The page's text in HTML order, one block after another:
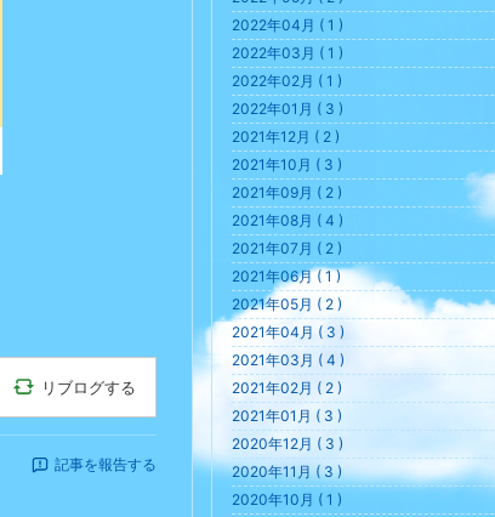
リブログする
記事を報告する
2022年04月 ( 1 )
2022年03月 ( 1 )
2022年02月 ( 1 )
2022年01月 ( 3 )
2021年12月 ( 2 )
2021年10月 ( 3 )
2021年09月 ( 2 )
2021年08月 ( 4 )
2021年07月 ( 2 )
2021年06月 ( 1 )
2021年05月 ( 2 )
2021年04月 ( 3 )
2021年03月 ( 4 )
2021年02月 ( 2 )
2021年01月 ( 3 )
2020年12月 ( 3 )
2020年11月 ( 3 )
2020年10月 ( 1 )